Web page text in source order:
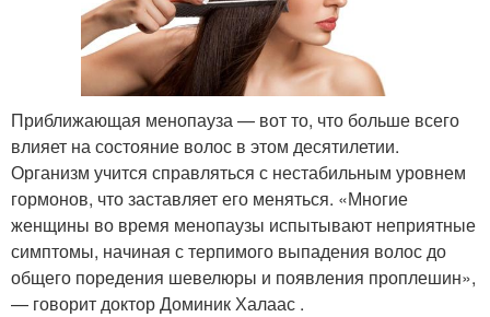
Приближающая менопауза — вот то, что больше всего
влияет на состояние волос в этом десятилетии.
Организм учится справляться с нестабильным уровнем
гормонов, что заставляет его меняться. «Многие
женщины во время менопаузы испытывают неприятные
симптомы, начиная с терпимого выпадения волос до
общего поредения шевелюры и появления проплешин»,
— говорит доктор Доминик Халаас .